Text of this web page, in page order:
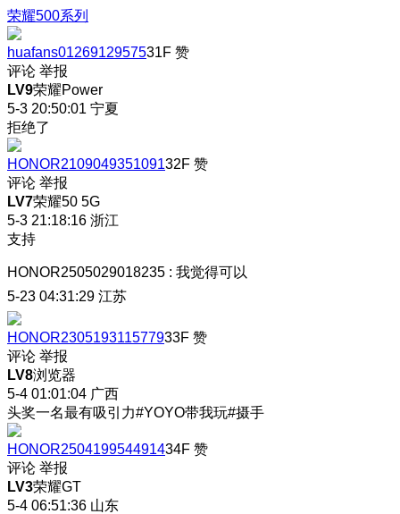
荣耀500系列
huafans0126912957531F 赞
评论 举报
LV9荣耀Power
5-3 20:50:01 宁夏
拒绝了
HONOR210904935109132F 赞
评论 举报
LV7荣耀50 5G
5-3 21:18:16 浙江
支持
HONOR2505029018235 : 我觉得可以
5-23 04:31:29 江苏
HONOR230519311577933F 赞
评论 举报
LV8浏览器
5-4 01:01:04 广西
头奖一名最有吸引力#YOYO带我玩#摄手
HONOR250419954491434F 赞
评论 举报
LV3荣耀GT
5-4 06:51:36 山东